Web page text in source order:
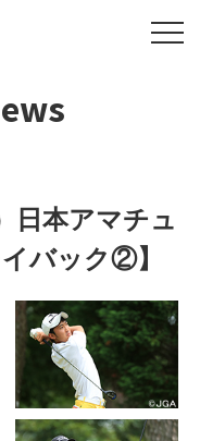
日本アマチュ
バック②】